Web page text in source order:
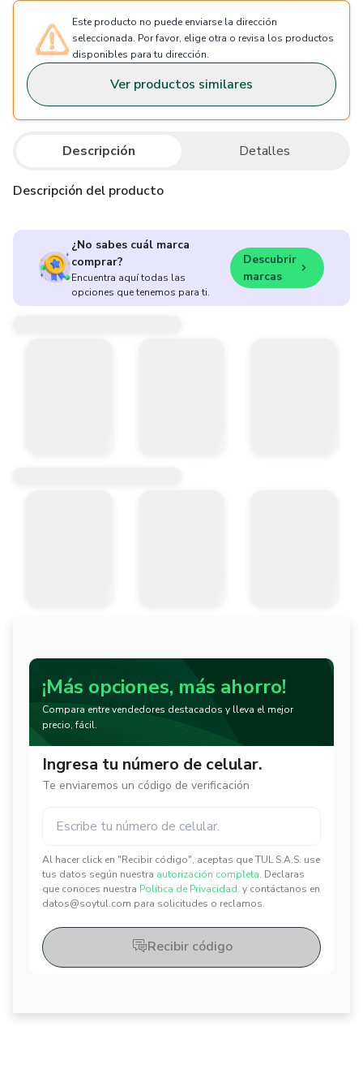
Este producto no puede enviarse la dirección
seleccionada. Por favor, elige otra o revisa los productos
disponibles para tu dirección.
Ver productos similares
Descripción Detalles
Descripción del producto
¿No sabes cuál marca
comprar?
Encuentra aquí todas las
opciones que tenemos para ti.
Descubrir
marcas
¡Más opciones, más ahorro!
Compara entre vendedores destacados y lleva el mejor
precio, fácil.
Ingresa tu número de celular.
Te enviaremos un código de verificación
Al hacer click en "Recibir código", aceptas que TUL S.A.S. use
tus datos según nuestra autorización completa. Declaras
que conoces nuestra Política de Privacidad. y contáctanos en
datos@soytul.com para solicitudes o reclamos.
✕
✕
Recibir código